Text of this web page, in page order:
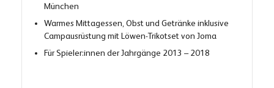
München
Warmes Mittagessen, Obst und Getränke inklusive
Campausrüstung mit Löwen-Trikotset von Joma
Für Spieler:innen der Jahrgänge 2013 – 2018